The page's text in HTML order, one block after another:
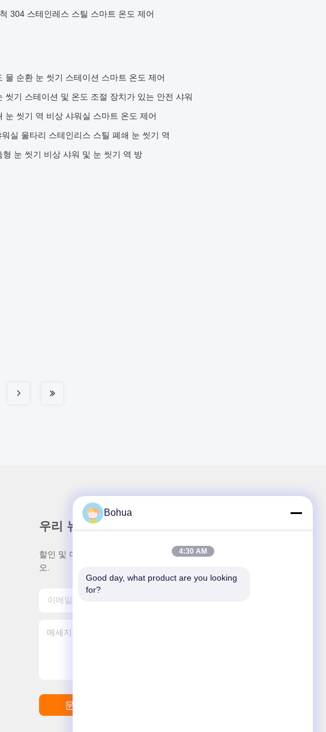
304 스테인레스 스틸 스마트 온도 제어
물 순환 눈 씻기 스테이션 스마트 온도 제어
씻기 스테이션 및 온도 조절 장치가 있는 안전 샤워
눈 씻기 역 비상 샤워실 스마트 온도 제어
실 울타리 스테인리스 스틸 폐쇄 눈 씻기 역
형 눈 씻기 비상 샤워 및 눈 씻기 역 방
우리 뉴스레터
할인 및 더 많은 정보를 얻기 위해 뉴스레터에 가입하십시
오.
문의하기
Bohua
4:30 AM
Good day, what product are you looking
for?